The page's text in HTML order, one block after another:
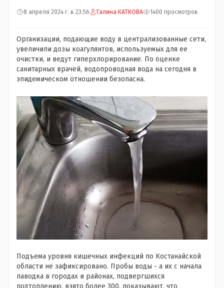
8 апреля 2024 г. в 23:56 Галина КАТКОВА 1400 просмотров
Организации, подающие воду в централизованные сети,
увеличили дозы коагулянтов, используемых для ее
очистки, и ведут гиперхлорирование. По оценке
санитарных врачей, водопроводная вода на сегодня в
эпидемическом отношении безопасна.
Подъема уровня кишечных инфекций по Костанайской
области не зафиксировано. Пробы воды - а их с начала
паводка в городах и районах, подвергшихся
подтоплению, взято более 300, показывают, что